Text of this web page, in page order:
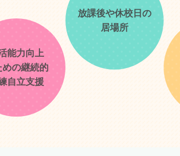
能力向上
めの継続的
自立支援
放課後や休校日の
居場所